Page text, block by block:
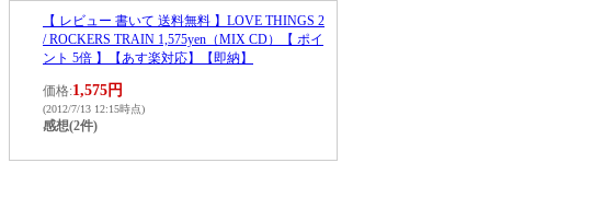
【 レビュー 書いて 送料無料 】LOVE THINGS 2
/ ROCKERS TRAIN 1,575yen（MIX CD）【 ポイ
ント 5倍 】【あす楽対応】【即納】
価格:1,575円
(2012/7/13 12:15時点)
感想(2件)